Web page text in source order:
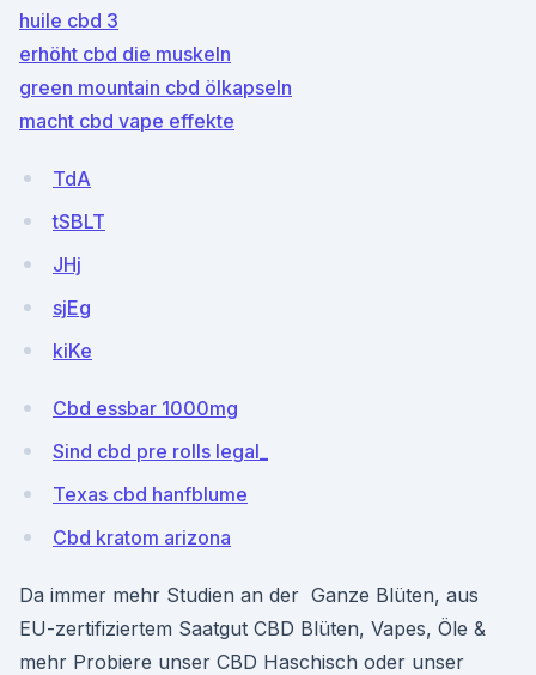
huile cbd 3
erhöht cbd die muskeln
green mountain cbd ölkapseln
macht cbd vape effekte
TdA
tSBLT
JHj
sjEg
kiKe
Cbd essbar 1000mg
Sind cbd pre rolls legal_
Texas cbd hanfblume
Cbd kratom arizona
Da immer mehr Studien an der Ganze Blüten, aus
EU-zertifiziertem Saatgut CBD Blüten, Vapes, Öle &
mehr Probiere unser CBD Haschisch oder unser